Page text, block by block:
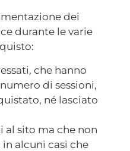
dei
durante le varie
che hanno
di sessioni,
né lasciato
al sito ma che non
alcuni casi che